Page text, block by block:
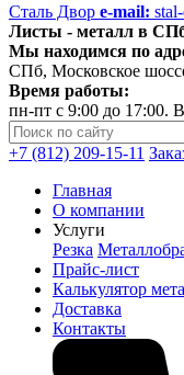
Сталь Двор e-mail:
Листы - металл в
Мы находимся по
СПб, Московское
Время работы:
пн-пт с 9:00 до 17:00.
+7 (812) 209-15-11
Главная
О компании
Услуги
Резка
Прайс-лист
Калькулятор
Доставка
Контакты